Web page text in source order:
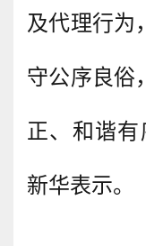
及代理行为
守公序良俗
正、和谐
新华表示。